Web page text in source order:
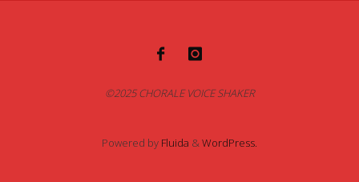
©2025 CHORALE VOICE SHAKER
Powered by Fluida & WordPress.